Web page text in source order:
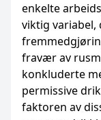
enkelte
viktig variabel,
fravær av
konkluderte
permissive
faktoren av